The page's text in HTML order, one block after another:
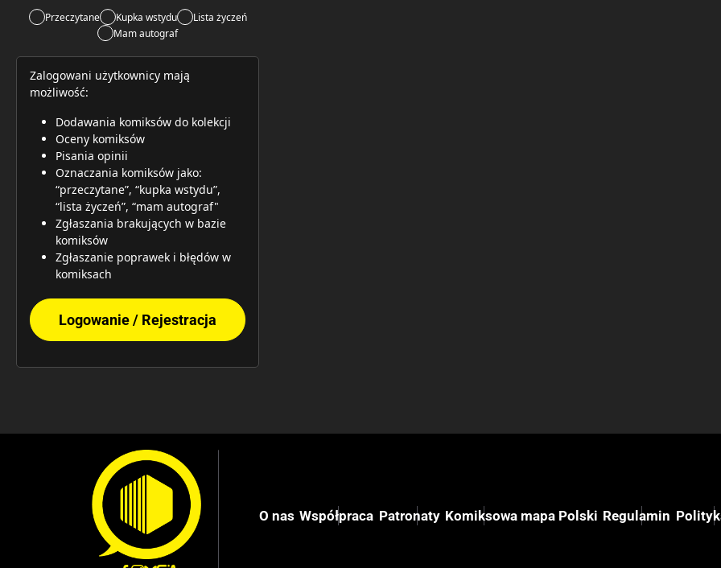
Przeczytane Kupka wstydu
Lista życzeń
Mam autograf
Zalogowani użytkownicy mają
możliwość:
Dodawania komiksów do kolekcji
Oceny komiksów
Pisania opinii
Oznaczania komiksów jako:
“przeczytane”, “kupka wstydu”,
“lista życzeń”, “mam autograf"
Zgłaszania brakujących w bazie
komiksów
Zgłaszanie poprawek i błędów w
komiksach
Logowanie / Rejestracja
O nas Współpraca Patronaty Komiksowa mapa Polski Regulamin